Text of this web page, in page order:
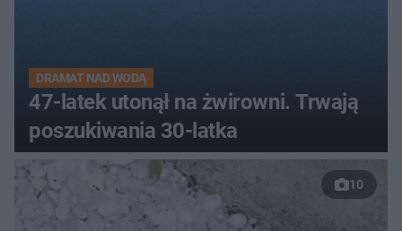
DRAMAT NAD WODĄ
47-latek utonął na żwirowni. Trwają
poszukiwania 30-latka
10